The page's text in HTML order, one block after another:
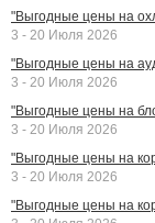
"Выгодные цены на
3 - 20 Июля 2026
"Выгодные цены на
3 - 20 Июля 2026
"Выгодные цены на
3 - 20 Июля 2026
"Выгодные цены на
3 - 20 Июля 2026
"Выгодные цены на